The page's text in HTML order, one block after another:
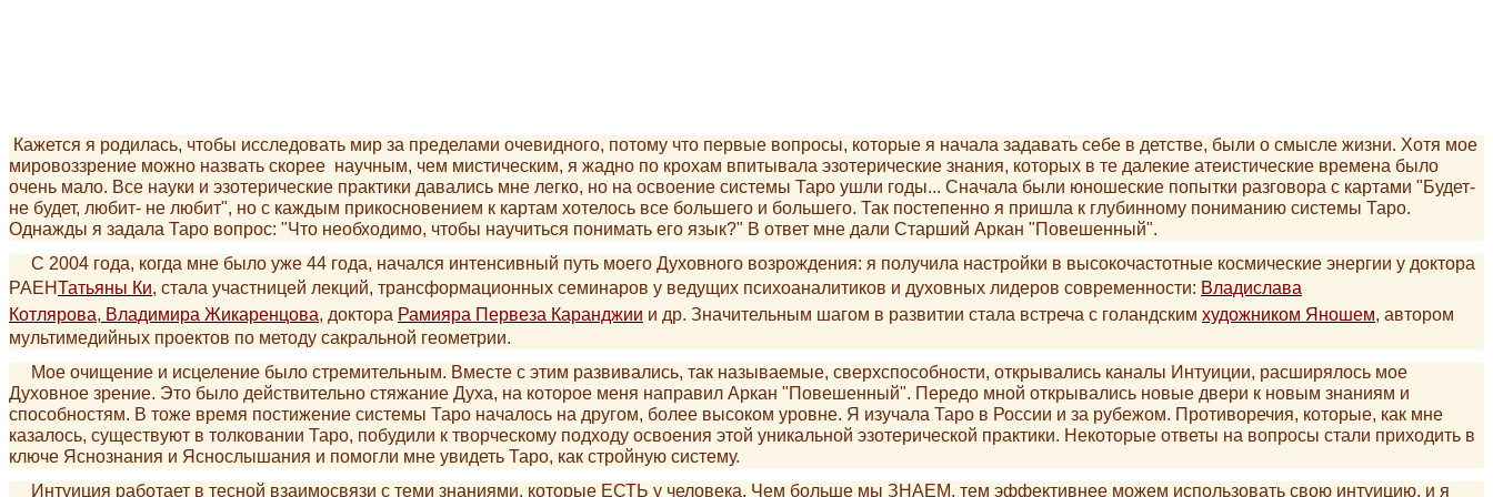
Кажется я родилась, чтобы исследовать мир за пределами очевидного, потому что первые вопросы, которые я начала задавать себе в детстве, были о смысле жизни. Хотя мое
мировоззрение можно назвать скорее научным, чем мистическим, я жадно по крохам впитывала эзотерические знания, которых в те далекие атеистические времена было
очень мало. Все науки и эзотерические практики давались мне легко, но на освоение системы Таро ушли годы... Сначала были юношеские попытки разговора с картами "Будет-
не будет, любит- не любит", но с каждым прикосновением к картам хотелось все большего и большего. Так постепенно я пришла к глубинному пониманию системы Таро.
Однажды я задала Таро вопрос: "Что необходимо, чтобы научиться понимать его язык?" В ответ мне дали Старший Аркан "Повешенный".
С 2004 года, когда мне было уже 44 года, начался интенсивный путь моего Духовного возрождения: я получила настройки в высокочастотные космические энергии у доктора
РАЕНТатьяны Ки, стала участницей лекций, трансформационных семинаров у ведущих психоаналитиков и духовных лидеров современности: Владислава
Котлярова, Владимира Жикаренцова, доктора Рамияра Первеза Каранджии и др. Значительным шагом в развитии стала встреча с голандским художником Яношем, автором
мультимедийных проектов по методу сакральной геометрии.
Мое очищение и исцеление было стремительным. Вместе с этим развивались, так называемые, сверхспособности, открывались каналы Интуиции, расширялось мое
Духовное зрение. Это было действительно стяжание Духа, на которое меня направил Аркан "Повешенный". Передо мной открывались новые двери к новым знаниям и
способностям. В тоже время постижение системы Таро началось на другом, более высоком уровне. Я изучала Таро в России и за рубежом. Противоречия, которые, как мне
казалось, существуют в толковании Таро, побудили к творческому подходу освоения этой уникальной эзотерической практики. Некоторые ответы на вопросы стали приходить в
ключе Яснознания и Яснослышания и помогли мне увидеть Таро, как стройную систему.
Интуиция работает в тесной взаимосвязи с теми знаниями, которые ЕСТЬ у человека. Чем больше мы ЗНАЕМ, тем эффективнее можем использовать свою интуицию, и я